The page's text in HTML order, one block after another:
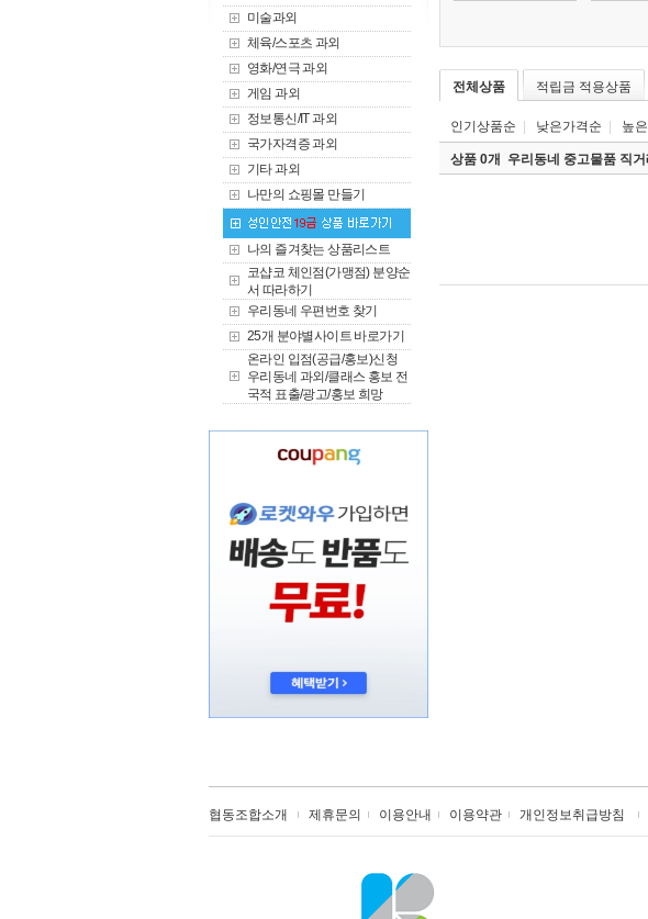
미술과외
체육/스포츠 과외
영화/연극 과외
게임 과외
정보통신/IT 과외
국가자격증 과외
기타 과외
나만의 쇼핑몰 만들기
나의 즐겨찾는 상품리스트
코샵코 체인점(가맹점) 분양순
서 따라하기
우리동네 우편번호 찾기
25개 분야별사이트 바로가기
온라인 입점(공급/홍보)신청
우리동네 과외/클래스 홍보 전
국적 표출/광고/홍보 희망
전체상품 적립금 적용상품
인기상품순 낮은가격순 높
상품 0개 우리동네 중고물품 직거
협동조합소개 제휴문의 이용안내 이용약관 개인정보취급방침